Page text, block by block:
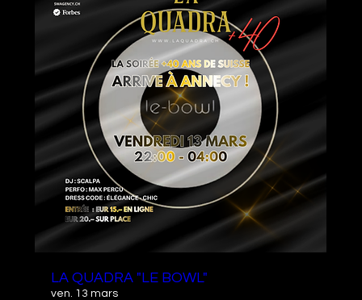
LA QUADRA "LE BOWL"
ven. 13 mars